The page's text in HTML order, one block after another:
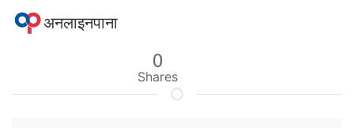
अनलाइनपाना
0
Shares